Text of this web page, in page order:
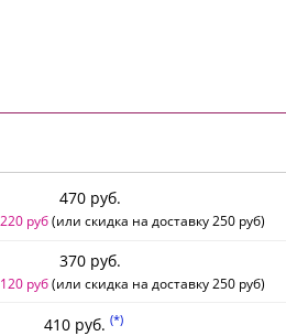
470 руб.
220 руб(или скидка на доставку 250 руб)
370 руб.
120 руб(или скидка на доставку 250 руб)
410 руб. (*)